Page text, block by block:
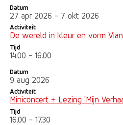
Datum Activiteit Tijd
Datum
27 apr 2026 - 7 okt 2026
Activiteit
De wereld in kleur en vorm
Tijd
14.00 - 16.00
Datum
9 aug 2026
Activiteit
Miniconcert + Lezing 'Mijn
Tijd
16.00 - 17.30